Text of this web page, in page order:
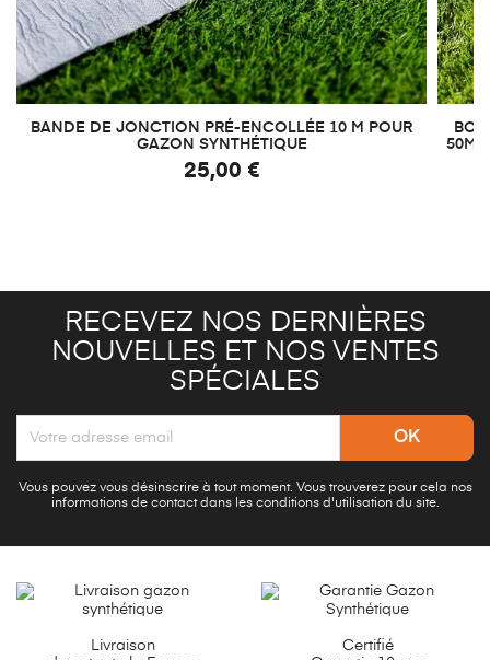
BANDE DE JONCTION PRÉ-ENCOLLÉE 10 M POUR
GAZON SYNTHÉTIQUE
25,00 €
50M²
RECEVEZ NOS DERNIÈRES
NOUVELLES ET NOS VENTES
SPÉCIALES
Vous pouvez vous désinscrire à tout moment. Vous trouverez pour cela nos
informations de contact dans les conditions d'utilisation du site.
Livraison
Certifié